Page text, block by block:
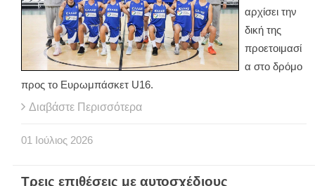
αρχίσει την
δική της
προετοιμασί
α στο δρόμο
προς το Ευρωμπάσκετ U16.
Διαβάστε Περισσότερα
01 Ιούλιος 2026
Τρεις επιθέσεις με αυτοσχέδιους